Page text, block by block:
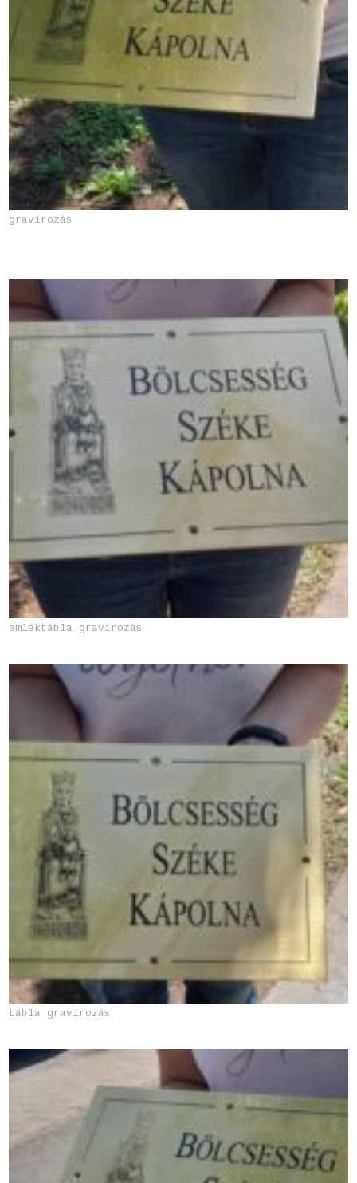
gravírozás
emléktábla gravírozás
tábla gravírozás